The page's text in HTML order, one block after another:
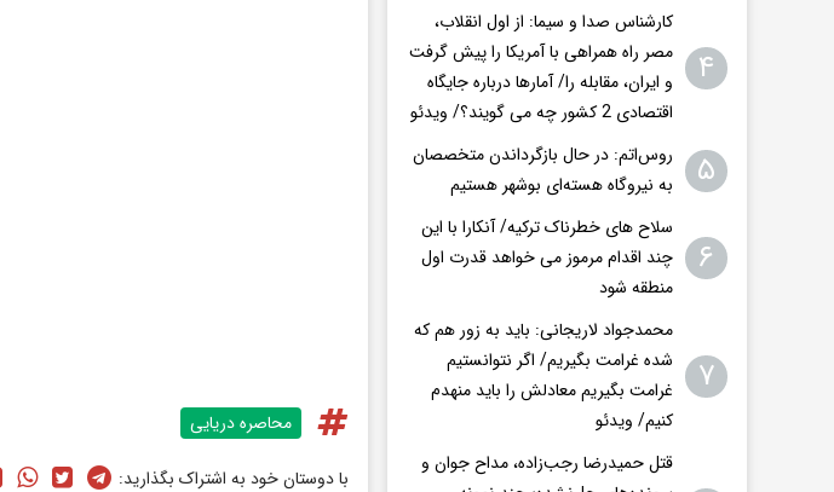
محاصره دریایی
با دوستان خود به اشتراک بگذارید:
۴
کارشناس صدا و سیما: از اول انقلاب،
مصر راه همراهی با آمریکا را پیش گرفت
و ایران، مقابله را/ آمارها درباره جایگاه
اقتصادی 2 کشور چه می گویند؟/ ویدئو
۵
روس‌اتم: در حال بازگرداندن متخصصان
به نیروگاه هسته‌ای بوشهر هستیم
۶
سلاح های خطرناک ترکیه/ آنکارا با این
چند اقدام مرموز می خواهد قدرت اول
منطقه شود
۷
محمدجواد لاریجانی: باید به زور هم که
شده غرامت بگیریم/ اگر نتوانستیم
غرامت بگیریم معادلش را باید منهدم
کنیم/ ویدئو
قتل حمیدرضا رجب‌زاده، مداح جوان و